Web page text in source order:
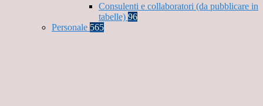
Consulenti e collaboratori (da pubblicare in
tabelle) 96
Personale 565